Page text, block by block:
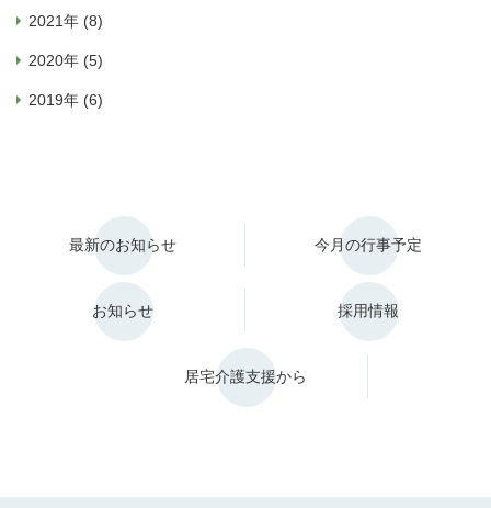
2021年 (8)
2020年 (5)
2019年 (6)
最新のお知らせ 今月の行事予定
お知らせ 採用情報
居宅介護支援から